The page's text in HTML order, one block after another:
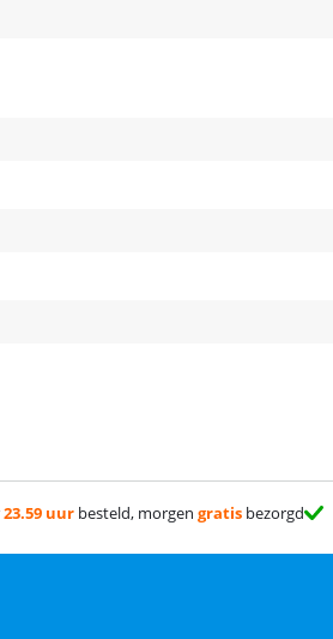
23.59 uur besteld, morgen gratis bezorgd